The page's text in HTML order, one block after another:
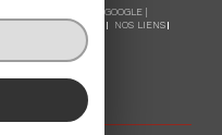
POWERED BY GOOGLE |
ADMIN
NOS LIENS